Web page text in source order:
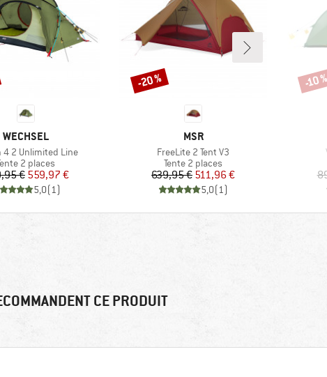
MARQUE
WECHSEL
4 2 Unlimited Line
group
2 places
Prix
€Prix réduit
559,97 €
5,0(1)
MARQUE
MSR
Article
FreeLite 2 Tent V3
Product group
Tente 2 places
Prix
639,95 €Prix réduit
511,96 €
5,0(1)
Remise
-20 % -10
CE PRODUIT